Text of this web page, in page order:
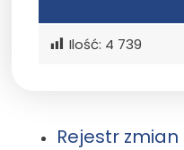
Ilość: 4 739
Rejestr zmian